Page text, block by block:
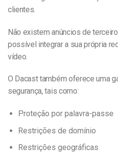
clientes.
Não existem anúncios de
possível integrar a sua própria
vídeo.
O Dacast também oferece uma
segurança, tais como:
Proteção por palavra-passe
Restrições de domínio
Restrições geográficas